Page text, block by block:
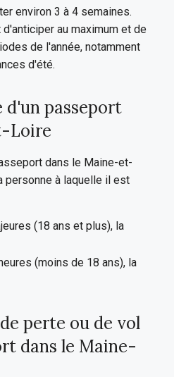
environ 3 à 4 semaines.
au maximum et de
de l'année, notamment
d'été.
d'un passeport
Loire
dans le Maine-et-
personne à laquelle il est
(18 ans et plus), la
(moins de 18 ans), la
perte ou de vol
dans le Maine-